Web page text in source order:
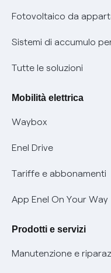
Parental Control –
Informazioni
Condizioni generali di
Informativa RAEE
Informativa Privacy AI
Remit
Certificazioni
Nuove regole europee
Offerte Placet non
Offerta Tutela
Mobilità Elettrica
Phishing e truffe online
Verifica chi ti ha
Agevolazione utenti
Informativa RAEE
Fotovoltaico da
Sistemi di accumulo
Tutte le soluzioni
Mobilità elettrica
Waybox
Enel Drive
Tariffe e abbonamenti
App Enel On Your Way
Prodotti e servizi
Manutenzione e